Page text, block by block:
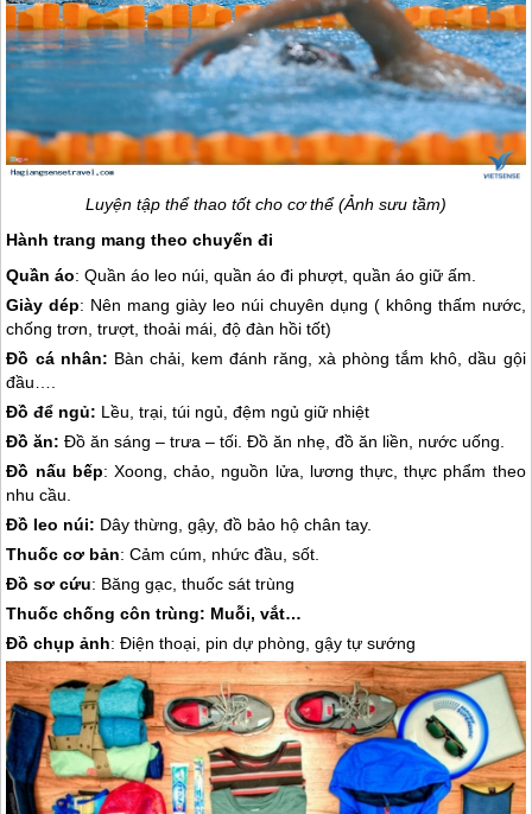
Luyện tập thể thao tốt cho cơ thể (Ảnh sưu tầm)
Hành trang mang theo chuyến đi
Quần áo: Quần áo leo núi, quần áo đi phượt, quần áo giữ ấm.
Giày dép: Nên mang giày leo núi chuyên dụng ( không thấm nước,
chống trơn, trượt, thoải mái, độ đàn hồi tốt)
Đồ cá nhân: Bàn chải, kem đánh răng, xà phòng tắm khô, dầu gội
đầu….
Đồ để ngủ: Lều, trại, túi ngủ, đệm ngủ giữ nhiệt
Đồ ăn:Đồ ăn sáng – trưa – tối. Đồ ăn nhẹ, đồ ăn liền, nước uống.
Đồ nấu bếp: Xoong, chảo, nguồn lửa, lương thực, thực phẩm theo
nhu cầu.
Đồ leo núi: Dây thừng, gậy, đồ bảo hộ chân tay.
Thuốc cơ bản: Cảm cúm, nhức đầu, sốt.
Đồ sơ cứu: Băng gạc, thuốc sát trùng
Thuốc chống côn trùng: Muỗi, vắt…
Đồ chụp ảnh: Điện thoại, pin dự phòng, gậy tự sướng